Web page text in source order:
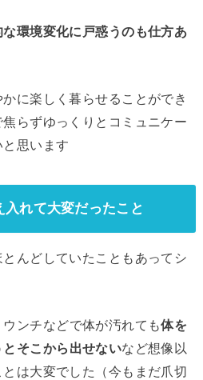
環境変化に戸惑うのも仕方あ
に楽しく暮らせることができ
らずゆっくりとコミュニケー
思います
れて大変だったこと
んどしていたこともあってシ
ウンチなどで体が汚れても体を
とそこから出せないなど想像以
とは大変でした（今もまだ爪切